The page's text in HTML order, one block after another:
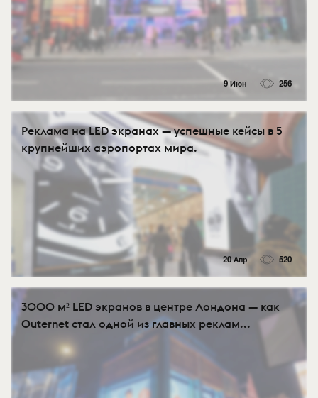
9 Июн 256
Реклама на LED экранах — успешные кейсы в 5
крупнейших аэропортах мира.
20 Апр 520
3000 м² LED экранов в центре Лондона — как
Outernet стал одной из главных реклам...